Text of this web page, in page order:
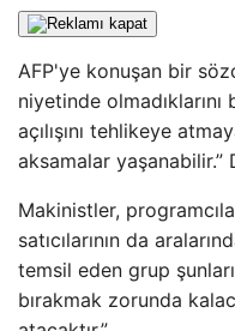
AFP'ye konuşan bir
niyetinde
açılışını tehlikeye
aksamalar yaşanabilir.”
Makinistler,
satıcılarının da
temsil eden grup
bırakmak zorunda